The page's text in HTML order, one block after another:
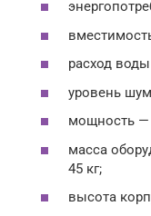
расход
уровень
мощность —
масса
45 кг;
высота